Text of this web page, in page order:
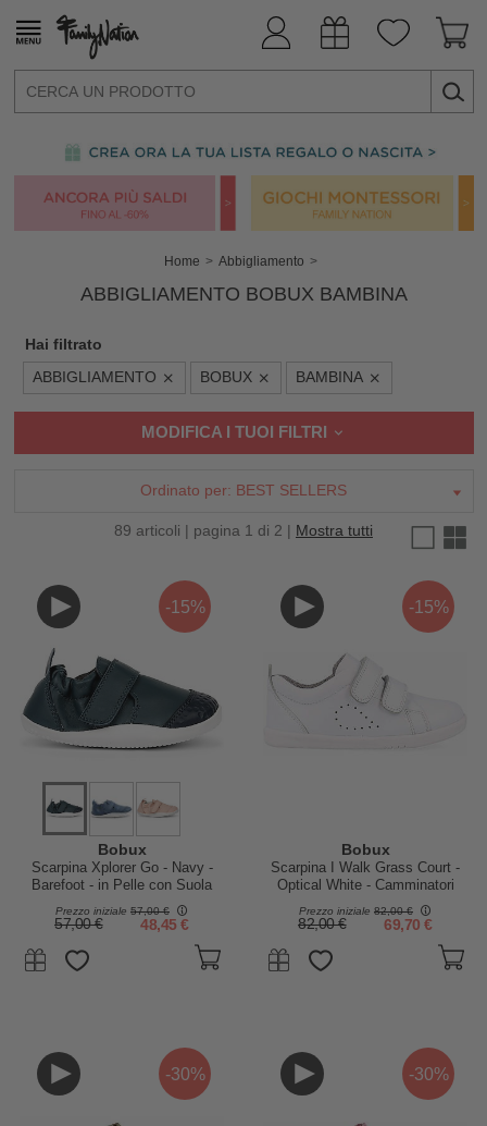
Home Abbigliamento
ABBIGLIAMENTO BOBUX BAMBINA
Hai filtrato
ABBIGLIAMENTO BOBUX BAMBINA
MODIFICA I TUOI FILTRI
Ordinato per: BEST SELLERS
89 articoli | pagina 1 di 2 | Mostra tutti
-15%
Bobux
Scarpina Xplorer Go - Navy -
Barefoot - in Pelle con Suola
Prezzo iniziale 57,00 €
57,00 € 48,45 €
-15%
Bobux
Scarpina I Walk Grass Court -
Optical White - Camminatori
Prezzo iniziale 82,00 €
82,00 € 69,70 €
-30% -30%